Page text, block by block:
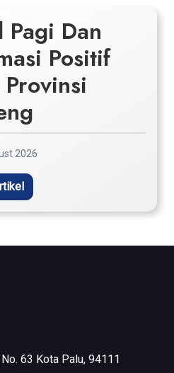
Pagi Dan
Positif
Provinsi
2026
63 Kota Palu, 94111